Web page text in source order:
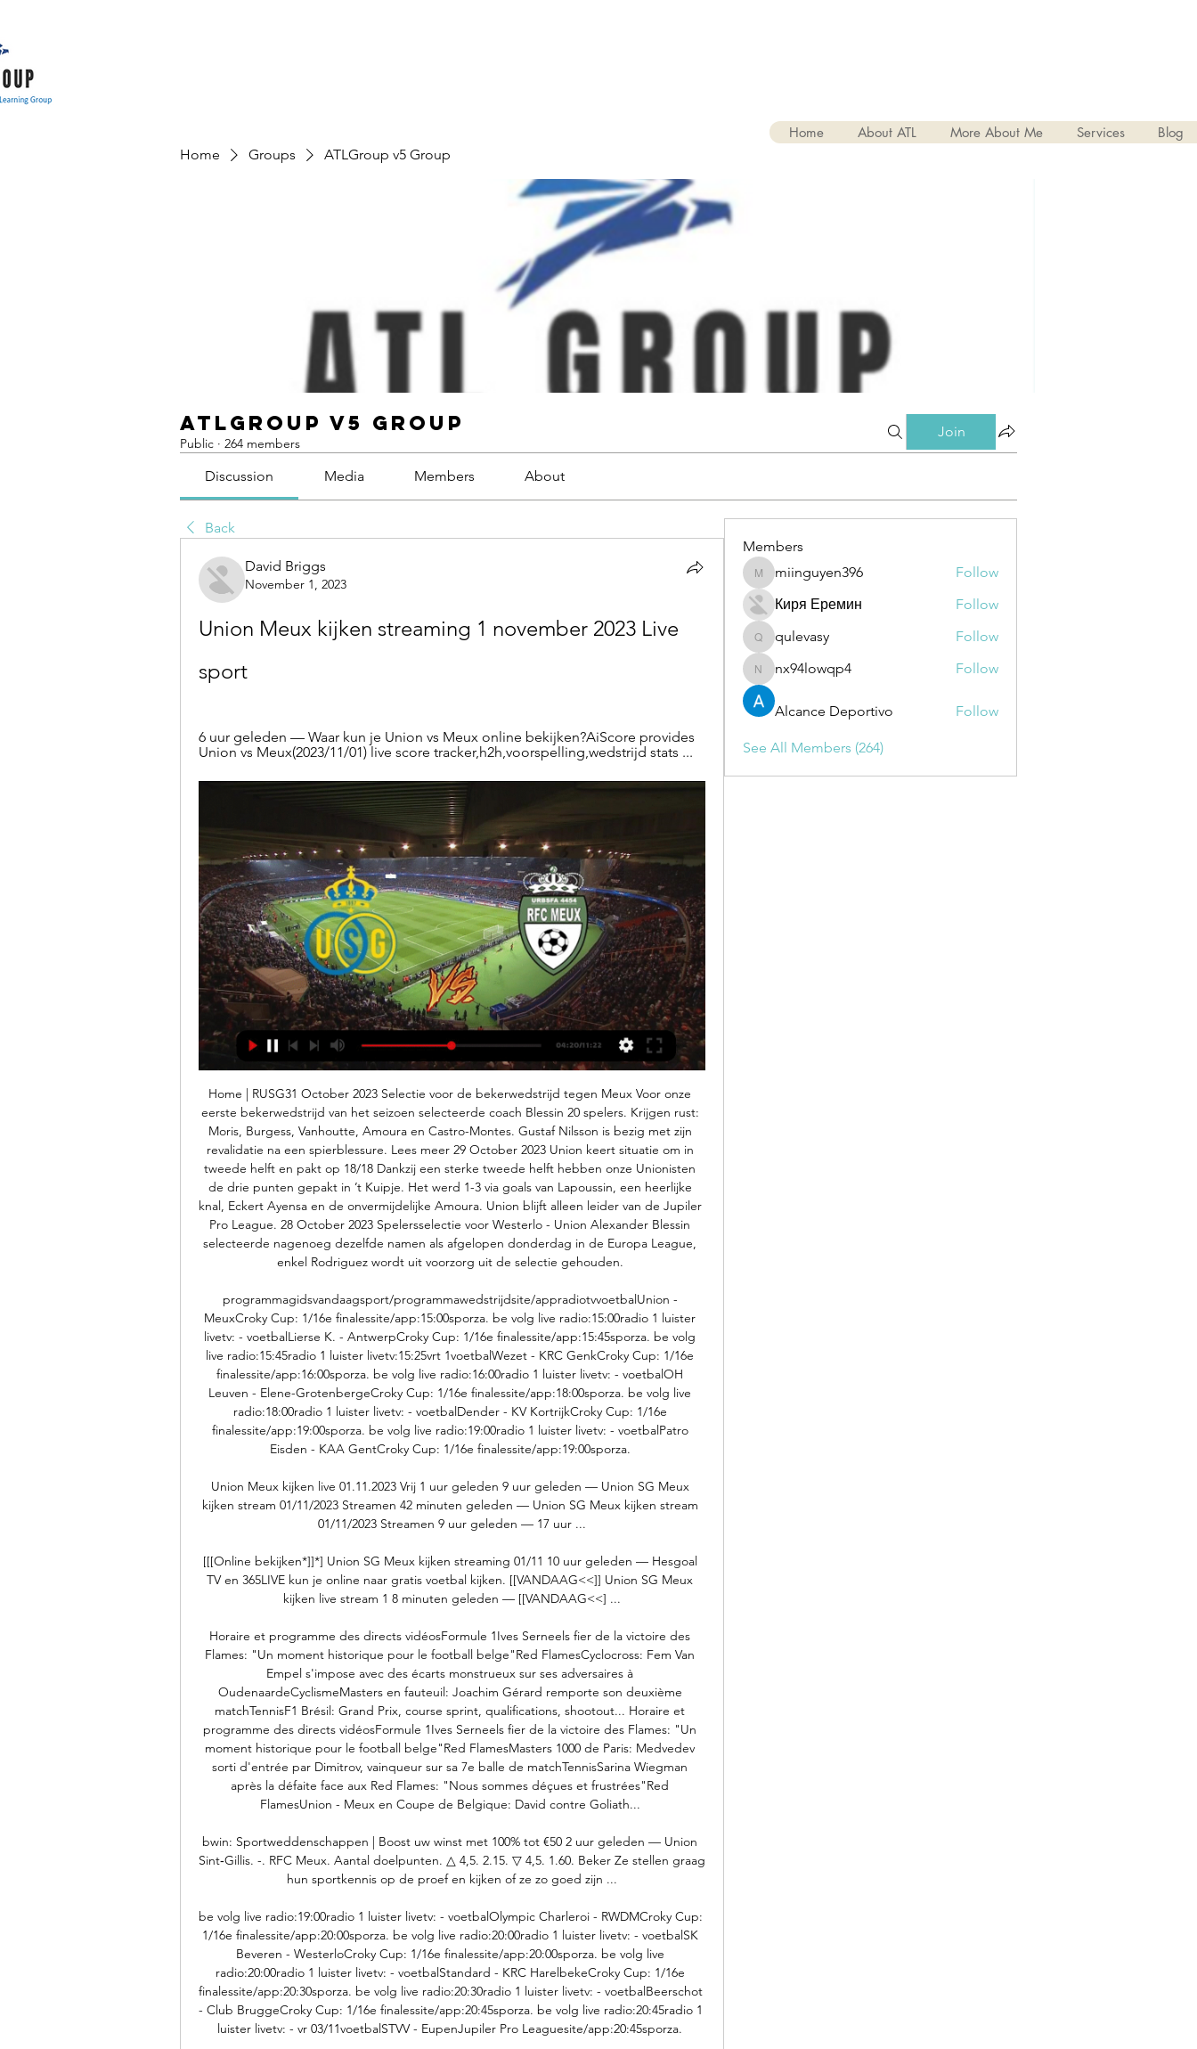
Home Groups ATLGroup v5 Group
ATLGroup v5 Group
Public · 264 members
Join
Discussion Media Members About
Back
David Briggs
November 1, 2023
Union Meux kijken streaming 1 november 2023 Live
sport
6 uur geleden — Waar kun je Union vs Meux online bekijken?AiScore provides
Union vs Meux(2023/11/01) live score tracker,h2h,voorspelling,wedstrijd stats ...
Home | RUSG31 October 2023 Selectie voor de bekerwedstrijd tegen Meux Voor onze
eerste bekerwedstrijd van het seizoen selecteerde coach Blessin 20 spelers. Krijgen rust:
Moris, Burgess, Vanhoutte, Amoura en Castro-Montes. Gustaf Nilsson is bezig met zijn
revalidatie na een spierblessure. Lees meer 29 October 2023 Union keert situatie om in
tweede helft en pakt op 18/18 Dankzij een sterke tweede helft hebben onze Unionisten
de drie punten gepakt in ’t Kuipje. Het werd 1-3 via goals van Lapoussin, een heerlijke
knal, Eckert Ayensa en de onvermijdelijke Amoura. Union blijft alleen leider van de Jupiler
Pro League. 28 October 2023 Spelersselectie voor Westerlo - Union Alexander Blessin
selecteerde nagenoeg dezelfde namen als afgelopen donderdag in de Europa League,
enkel Rodriguez wordt uit voorzorg uit de selectie gehouden.
programmagidsvandaagsport/programmawedstrijdsite/appradiotvvoetbalUnion -
MeuxCroky Cup: 1/16e finalessite/app:15:00sporza. be volg live radio:15:00radio 1 luister
livetv: - voetbalLierse K. - AntwerpCroky Cup: 1/16e finalessite/app:15:45sporza. be volg
live radio:15:45radio 1 luister livetv:15:25vrt 1voetbalWezet - KRC GenkCroky Cup: 1/16e
finalessite/app:16:00sporza. be volg live radio:16:00radio 1 luister livetv: - voetbalOH
Leuven - Elene-GrotenbergeCroky Cup: 1/16e finalessite/app:18:00sporza. be volg live
radio:18:00radio 1 luister livetv: - voetbalDender - KV KortrijkCroky Cup: 1/16e
finalessite/app:19:00sporza. be volg live radio:19:00radio 1 luister livetv: - voetbalPatro
Eisden - KAA GentCroky Cup: 1/16e finalessite/app:19:00sporza.
Union Meux kijken live 01.11.2023 Vrij 1 uur geleden 9 uur geleden — Union SG Meux
kijken stream 01/11/2023 Streamen 42 minuten geleden — Union SG Meux kijken stream
01/11/2023 Streamen 9 uur geleden — 17 uur ...
[[[Online bekijken*]]*] Union SG Meux kijken streaming 01/11 10 uur geleden — Hesgoal
TV en 365LIVE kun je online naar gratis voetbal kijken. [[VANDAAG<<]] Union SG Meux
kijken live stream 1 8 minuten geleden — [[VANDAAG<<] ...
Horaire et programme des directs vidéosFormule 1Ives Serneels fier de la victoire des
Flames: "Un moment historique pour le football belge"Red FlamesCyclocross: Fem Van
Empel s'impose avec des écarts monstrueux sur ses adversaires à
OudenaardeCyclismeMasters en fauteuil: Joachim Gérard remporte son deuxième
matchTennisF1 Brésil: Grand Prix, course sprint, qualifications, shootout... Horaire et
programme des directs vidéosFormule 1Ives Serneels fier de la victoire des Flames: "Un
moment historique pour le football belge"Red FlamesMasters 1000 de Paris: Medvedev
sorti d'entrée par Dimitrov, vainqueur sur sa 7e balle de matchTennisSarina Wiegman
après la défaite face aux Red Flames: "Nous sommes déçues et frustrées"Red
FlamesUnion - Meux en Coupe de Belgique: David contre Goliath...
bwin: Sportweddenschappen | Boost uw winst met 100% tot €50 2 uur geleden — Union
Sint‑Gillis. -. RFC Meux. Aantal doelpunten. △ 4,5. 2.15. ▽ 4,5. 1.60. Beker Ze stellen graag
hun sportkennis op de proef en kijken of ze zo goed zijn ...
be volg live radio:19:00radio 1 luister livetv: - voetbalOlympic Charleroi - RWDMCroky Cup:
1/16e finalessite/app:20:00sporza. be volg live radio:20:00radio 1 luister livetv: - voetbalSK
Beveren - WesterloCroky Cup: 1/16e finalessite/app:20:00sporza. be volg live
radio:20:00radio 1 luister livetv: - voetbalStandard - KRC HarelbekeCroky Cup: 1/16e
finalessite/app:20:30sporza. be volg live radio:20:30radio 1 luister livetv: - voetbalBeerschot
- Club BruggeCroky Cup: 1/16e finalessite/app:20:45sporza. be volg live radio:20:45radio 1
luister livetv: - vr 03/11voetbalSTVV - EupenJupiler Pro Leaguesite/app:20:45sporza.
Members
miinguyen396
miinguyen396
Follow
Киря Еремин
Follow
qulevasy
qulevasy Follow
nx94lowqp4
nx94lowqp4 Follow
Alcance Deportivo Follow
See All Members (264)
Home About ATL More About Me Services Blog